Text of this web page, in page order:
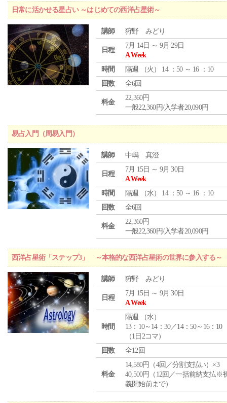
日常に活かせる星占い ～はじめての西洋占星術～
講師 狩野 みどり
日程
7月 14日 ～ 9月 29日
A Week
時間
隔週 （火 ） 14 ：50 ～ 16 ：10
回数
全6回
料金
22,360円
一般22,360円/入学者20,090円
易占入門（周易入門）
講師 中嶋 真澄
日程
7月 15日 ～ 9月 30日
A Week
時間
隔週 （水） 14 ：50 ～ 16 ：10
回数
全6回
料金
22,360円
一般22,360円/入学者20,090円
西洋占星術「ステップ3」 ～本格的な西洋占星術の世界に参入する～
講師 狩野 みどり
日程
7月 15日 ～ 9月 30日
A Week
時間
隔週 （水）
13：10～14：30／14：50～16：10
（1日2コマ）
回数
全12回
料金
14,580円（4回／分割支払い）×3
40,500円（12回／一括前納支払※
義開始前まで）